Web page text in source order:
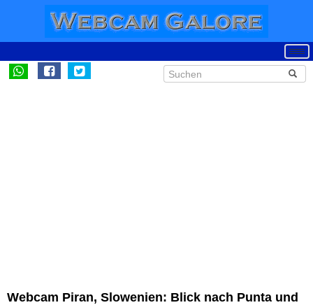
Webcam Piran, Slowenien: Blick nach Punta und